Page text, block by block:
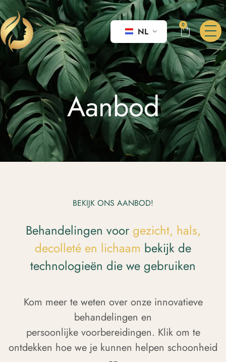
NL
0
Aanbod
BEKIJK ONS AANBOD!
Behandelingen voor gezicht, hals,
decolleté en lichaam bekijk de
technologieën die we gebruiken
Kom meer te weten over onze innovatieve
behandelingen en
persoonlijke voorbereidingen. Klik om te
ontdekken hoe we je kunnen helpen schoonheid